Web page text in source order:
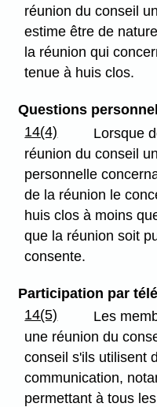
réunion du conseil
estime être de
la réunion qui
tenue à huis clos.
Questions
14(4)
Lorsque
réunion du conseil
personnelle
de la réunion le
huis clos à moins
que la réunion soit
consente.
Participation par
14(5)
Les
une réunion du
conseil s'ils utilisent
communication,
permettant à tous